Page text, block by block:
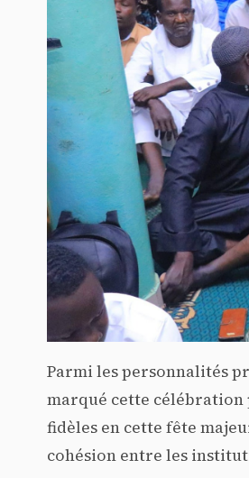
Parmi les personnalités
marqué cette célébration
fidèles en cette fête
cohésion entre les